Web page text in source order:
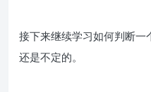
接下来继续学习如何判断一
还是不定的。